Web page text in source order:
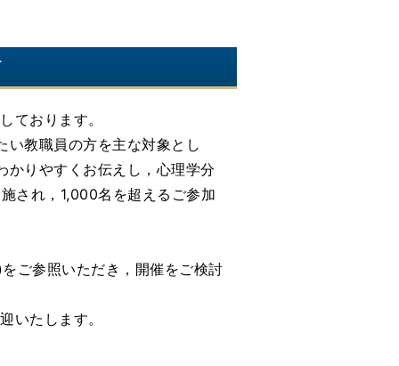
ております。
い教職員の方を主な対象とし
かりやすくお伝えし，心理学分
され，1,000名を超えるご参加
をご参照いただき，開催をご検討
いたします。